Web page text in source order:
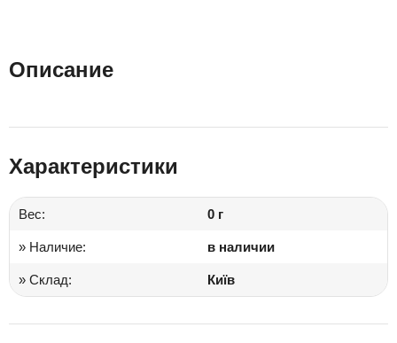
Описание
Характеристики
Вес: 0 г
» Наличие: в наличии
» Склад: Київ